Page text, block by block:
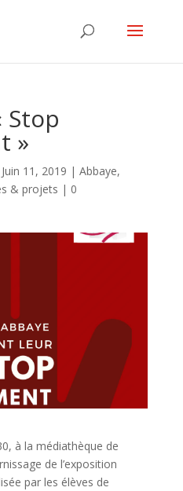
Stop
»
Juin 11, 2019 | Abbaye,
& projets | 0
à la médiathèque de
de l’exposition
par les élèves de